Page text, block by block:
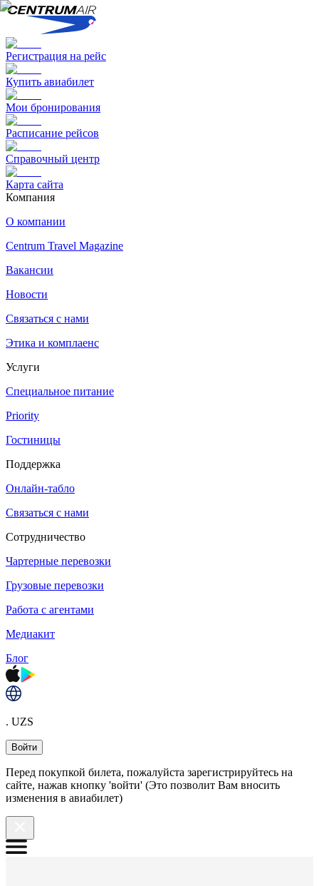
Регистрация на рейс
Купить авиабилет
Мои бронирования
Расписание рейсов
Справочный центр
Карта сайта
Компания
О компании
Centrum Travel Magazine
Вакансии
Новости
Связаться с нами
Этика и комплаенс
Услуги
Специальное питание
Priority
Гостиницы
Поддержка
Онлайн-табло
Связаться с нами
Сотрудничество
Чартерные перевозки
Грузовые перевозки
Работа с агентами
Медиакит
Блог
. UZS
Войти
Перед покупкой билета, пожалуйста зарегистрируйтесь на
сайте, нажав кнопку 'войти' (Это позволит Вам вносить
изменения в авиабилет)